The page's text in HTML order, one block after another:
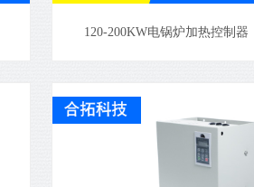
120-200KW电锅炉加热控制器